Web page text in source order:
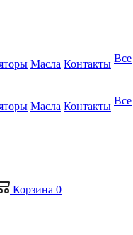
Масла Контакты Все
Масла Контакты Все
Корзина 0